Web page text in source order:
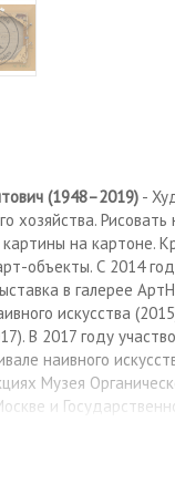
(1948–2019) -
хозяйства.
на картоне.
объекты. С 2014
в галерее
искусства
В 2017 году
наивного
Музея
и
Карабах). Также
и за рубежом.